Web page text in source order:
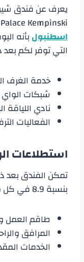
Palace Kempinski التابع لقائمة
اسطنبولبأنه
التي توفر لكم
خدمة الغرف
شبكات
نادي اللياقة
الفعاليات
استطلاعات
تمكن الفندق بعد
بنسبة 8.9 في كل من مايلي:
طاقم العمل
المرافق
الخدمات